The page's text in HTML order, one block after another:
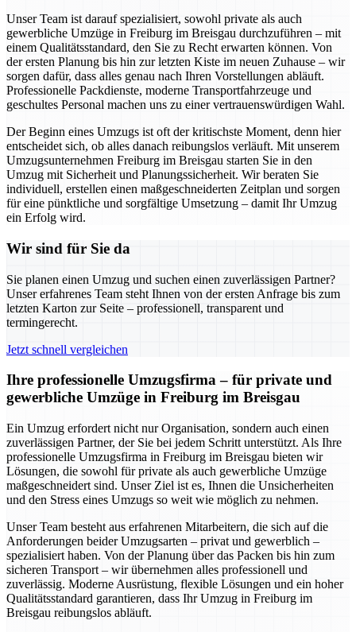
Unser Team ist darauf spezialisiert, sowohl private als auch
gewerbliche Umzüge in Freiburg im Breisgau durchzuführen – mit
einem Qualitätsstandard, den Sie zu Recht erwarten können. Von
der ersten Planung bis hin zur letzten Kiste im neuen Zuhause – wir
sorgen dafür, dass alles genau nach Ihren Vorstellungen abläuft.
Professionelle Packdienste, moderne Transportfahrzeuge und
geschultes Personal machen uns zu einer vertrauenswürdigen Wahl.
Der Beginn eines Umzugs ist oft der kritischste Moment, denn hier
entscheidet sich, ob alles danach reibungslos verläuft. Mit unserem
Umzugsunternehmen Freiburg im Breisgau starten Sie in den
Umzug mit Sicherheit und Planungssicherheit. Wir beraten Sie
individuell, erstellen einen maßgeschneiderten Zeitplan und sorgen
für eine pünktliche und sorgfältige Umsetzung – damit Ihr Umzug
ein Erfolg wird.
Wir sind für Sie da
Sie planen einen Umzug und suchen einen zuverlässigen Partner?
Unser erfahrenes Team steht Ihnen von der ersten Anfrage bis zum
letzten Karton zur Seite – professionell, transparent und
termingerecht.
Jetzt schnell vergleichen
Ihre professionelle Umzugsfirma – für private und
gewerbliche Umzüge in Freiburg im Breisgau
Ein Umzug erfordert nicht nur Organisation, sondern auch einen
zuverlässigen Partner, der Sie bei jedem Schritt unterstützt. Als Ihre
professionelle Umzugsfirma in Freiburg im Breisgau bieten wir
Lösungen, die sowohl für private als auch gewerbliche Umzüge
maßgeschneidert sind. Unser Ziel ist es, Ihnen die Unsicherheiten
und den Stress eines Umzugs so weit wie möglich zu nehmen.
Unser Team besteht aus erfahrenen Mitarbeitern, die sich auf die
Anforderungen beider Umzugsarten – privat und gewerblich –
spezialisiert haben. Von der Planung über das Packen bis hin zum
sicheren Transport – wir übernehmen alles professionell und
zuverlässig. Moderne Ausrüstung, flexible Lösungen und ein hoher
Qualitätsstandard garantieren, dass Ihr Umzug in Freiburg im
Breisgau reibungslos abläuft.